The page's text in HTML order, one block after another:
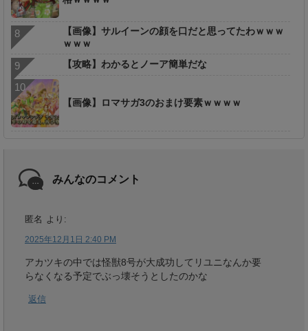
【画像】サルイーンの顔を口だと思ってたわｗｗｗ
ｗｗｗ
【攻略】わかるとノーア簡単だな
【画像】ロマサガ3のおまけ要素ｗｗｗｗ
みんなのコメント
匿名 より:
2025年12月1日 2:40 PM
アカツキの中では怪獣8号が大成功してリユニなんか要
らなくなる予定でぶっ壊そうとしたのかな
返信